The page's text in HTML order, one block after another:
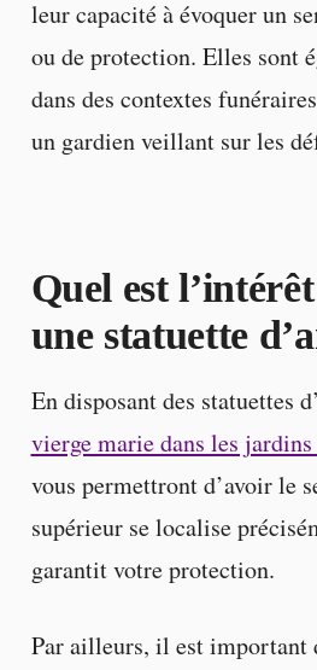
leur capacité à évoquer un
ou de protection. Elles sont
dans des contextes
un gardien veillant sur les
Quel est
une statuette
En disposant des statuettes
vierge marie dans les
vous permettront d’avoir le
supérieur se localise
garantit votre protection.
Par ailleurs, il est important